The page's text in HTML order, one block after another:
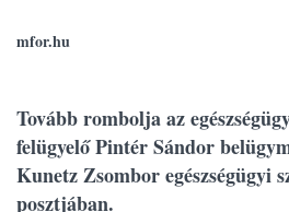
mfor.hu
Tovább rombolja az
felügyelő Pintér Sándor
Kunetz Zsombor egészségügyi
posztjában.